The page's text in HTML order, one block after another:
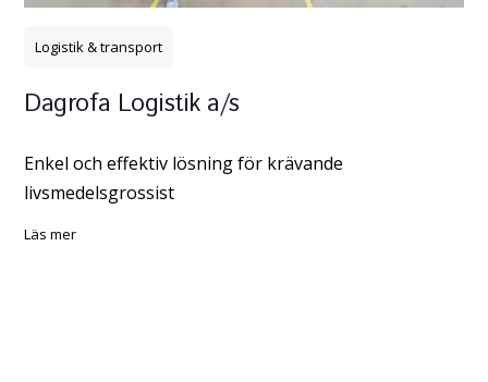
Logistik & transport
Dagrofa Logistik a/s
Enkel och effektiv lösning för krävande
livsmedelsgrossist
läs mer